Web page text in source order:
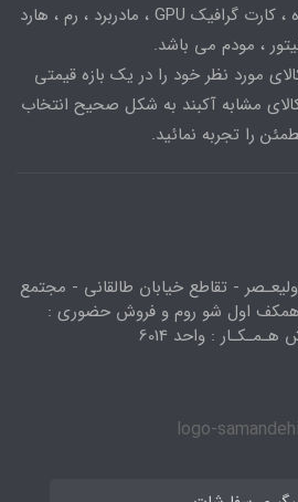
- ، سی پی یو CPU پردازنده ، کارت گرافیک GPU ، مادربرد ، رم ، هارد
، مودم می باشد.
مورد نظر خود را در یک بازه قیمتی
کالای مشابه آکبند به شکل صحیح انتخاب
را تجربه نمائید.
- تقاطع خیابان طالقانی - مجتمع
همکف اول شو روم و فروش حضوری :